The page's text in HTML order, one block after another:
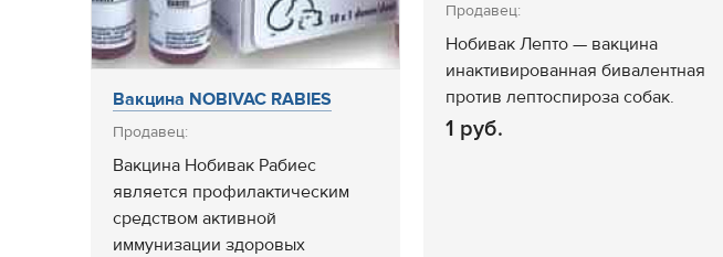
Вакцина NOBIVAC RABIES
Продавец:
Вакцина Нобивак Рабиес
является профилактическим
средством активной
иммунизации здоровых
Продавец:
Нобивак Лепто — вакцина
инактивированная бивалентная
против лептоспироза собак.
1 руб.